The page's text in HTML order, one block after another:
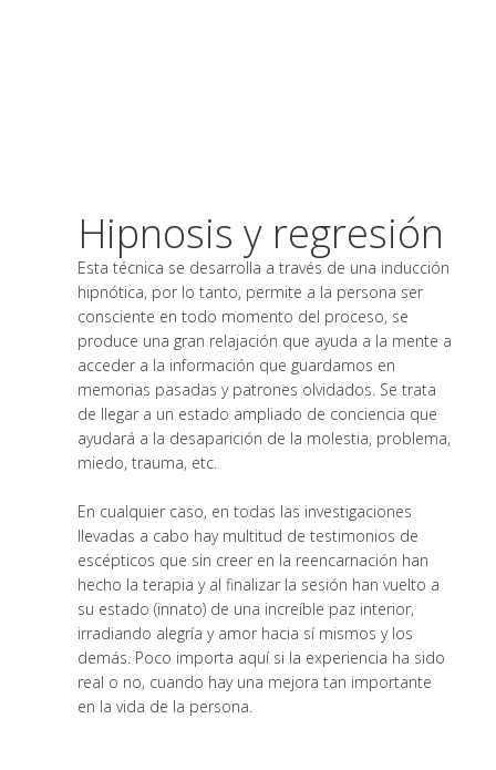
Hipnosis y regresión
Esta técnica se desarrolla a través de una inducción
hipnótica, por lo tanto, permite a la persona ser
consciente en todo momento del proceso, se
produce una gran relajación que ayuda a la mente a
acceder a la información que guardamos en
memorias pasadas y patrones olvidados. Se trata
de llegar a un estado ampliado de conciencia que
ayudará a la desaparición de la molestia, problema,
miedo, trauma, etc.
En cualquier caso, en todas las investigaciones
llevadas a cabo hay multitud de testimonios de
escépticos que sin creer en la reencarnación han
hecho la terapia y al finalizar la sesión han vuelto a
su estado (innato) de una increíble paz interior,
irradiando alegría y amor hacia sí mismos y los
demás. Poco importa aquí si la experiencia ha sido
real o no, cuando hay una mejora tan importante
en la vida de la persona.